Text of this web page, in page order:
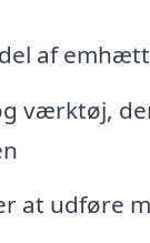
af
værktøj,
at udføre